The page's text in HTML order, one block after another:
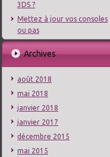
3DS ?
Mettez à jour vos consoles
ou pas
Archives
août 2018
mai 2018
janvier 2018
janvier 2017
décembre 2015
mai 2015